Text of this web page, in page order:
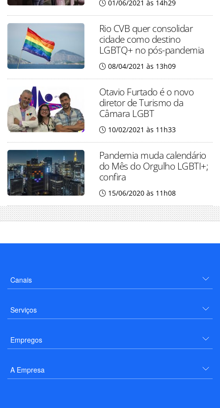
01/06/2021 às 14h29
Rio CVB quer consolidar
cidade como destino
LGBTQ+ no pós-pandemia
08/04/2021 às 13h09
Otavio Furtado é o novo
diretor de Turismo da
Câmara LGBT
10/02/2021 às 11h33
Pandemia muda calendário
do Mês do Orgulho LGBTI+;
confira
15/06/2020 às 11h08
Canais
Serviços
Empregos
A Empresa